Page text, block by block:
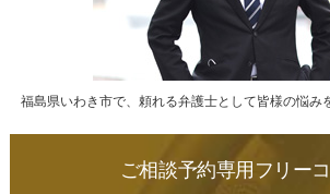
福島県いわき市で、頼れる弁護士として皆様の悩み
ご相談予約専用フリー